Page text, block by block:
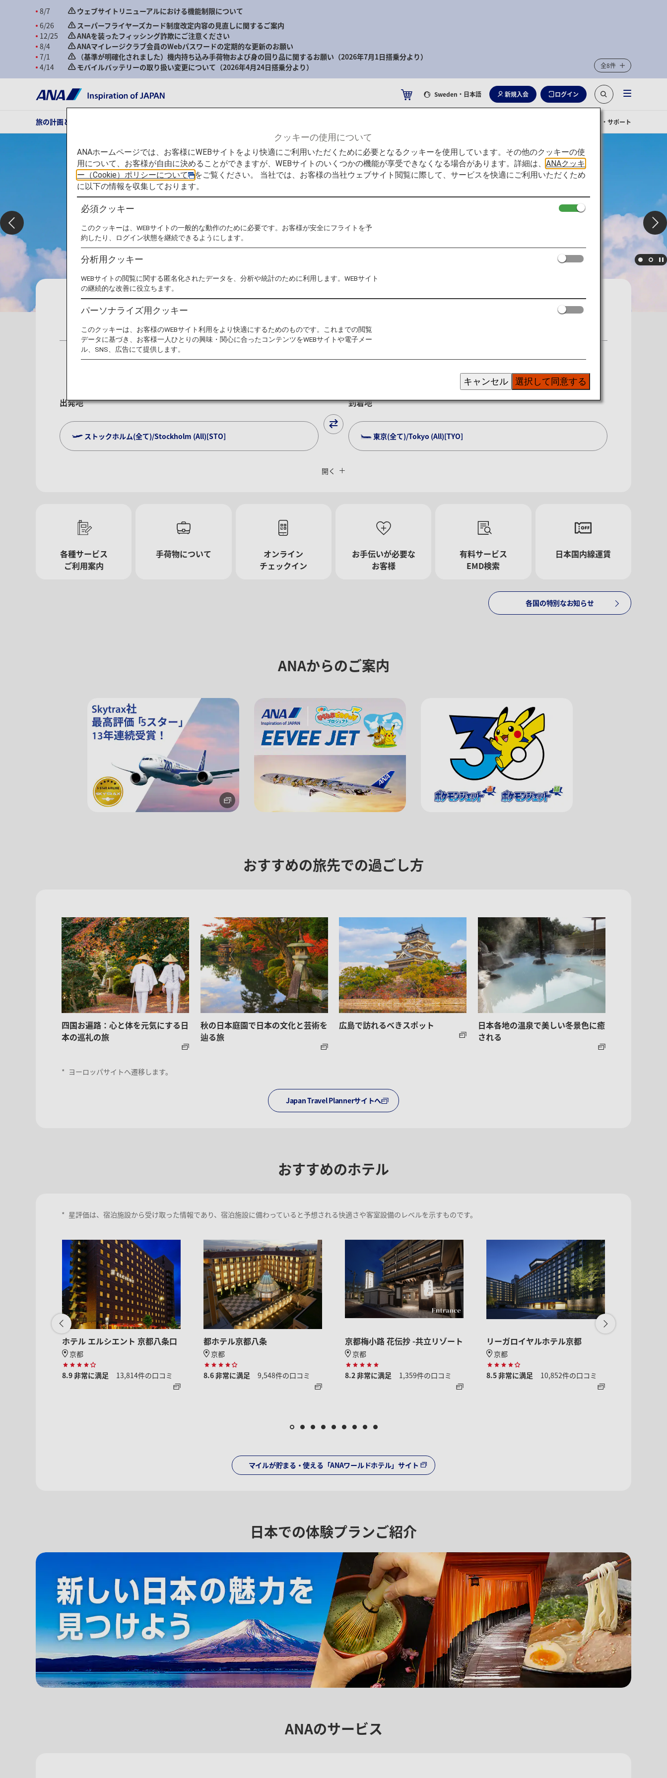
8/7
ウェブサイトリニューアルにおける機能制限について
6/26
スーパーフライヤーズカード制度改定内容の見直しに関するご案内
12/25
ANAを装ったフィッシング詐欺にご注意ください
8/4
ANAマイレージクラブ会員のWebパスワードの定期的な更新のお願い
7/1
（基準が明確化されました）機内持ち込み手荷物および身の回り品に関するお願い（2026年7月1日搭乗分より）
4/14
モバイルバッテリーの取り扱い変更について（2026年4月24日搭乗分より） 全8件
Sweden ・日本語 新規入会 ログイン
旅の計画とご予約 お問い合わせ・サポート
東京の先へ、追加運賃なしで広がる旅を 諸条件あり 詳細はこちら
予約 運航状況 予約確認 チェックイン
航空券 特典航空券 ホテル レンタカー
往復 片道
出発地
ストックホルム(全て)/Stockholm (All)[STO]
到着地
東京(全て)/Tokyo (All)[TYO]
往路出発日および時間帯
日付を選択
復路出発日および時間帯
日付を選択
プロモーションコードについて
・表示金額は選択いただいた条件でのもっともおトクな運賃となります。
・表示金額と空席状況は最新ではない場合があります。[検索する]ボタンより最新の空席照会結果をご確認ください。
・「＊」は現在金額が確認できない都市・日付となります。空席照会結果画面にて最新の情報をご確認ください。
、航空保険特別料金
、その他の各種税金、料金などが含まれます。発券時に再計算するため、変動する可能性があります。
・複数空港がある都市においては、複数空港の中でのおトクな運賃が表示される場合があります。
開く
各種サービス
ご利用案内
手荷物について
オンライン
チェックイン
お手伝いが必要な
お客様
有料サービス
EMD検索
日本国内線運賃
各国の特別なお知らせ
ANAからのご案内
おすすめの旅先での過ごし方
四国お遍路：心と体を元気にする日
本の巡礼の旅
秋の日本庭園で日本の文化と芸術を
辿る旅
広島で訪れるべきスポット
日本各地の温泉で美しい冬景色に癒
される
* ヨーロッパサイトへ遷移します。
Japan Travel Plannerサイトへ
おすすめのホテル
* 星評価は、宿泊施設から受け取った情報であり、宿泊施設に備わっていると予想される快適さや客室設備のレベルを示すものです。
ホテル エルシエント 京都八条口
京都
8.9非常に満足 13,814件の口コミ
都ホテル京都八条
京都
8.6非常に満足 9,548件の口コミ
京都梅小路 花伝抄 -共立リゾート
京都
8.2非常に満足 1,359件の口コミ
リーガロイヤルホテル京都
京都
8.5非常に満足 10,852件の口コミ
マイルが貯まる・使える「ANAワールドホテル」サイト
日本での体験プランご紹介
ANAのサービス
クッキーの使用について
ANAホームページでは、お客様にWEBサイトをより快適にご利用いただくために必要となるクッキーを使用しています。その他のクッキーの使
用について、お客様が自由に決めることができますが、WEBサイトのいくつかの機能が享受できなくなる場合があります。詳細は、ANAクッキ
ー（Cookie）ポリシーについて
をご覧ください。 当社では、お客様の当社ウェブサイト閲覧に際して、サービスを快適にご利用いただくため
に以下の情報を収集しております。
必須クッキー
このクッキーは、WEBサイトの一般的な動作のために必要です。お客様が安全にフライトを予
約したり、ログイン状態を継続できるようにします。
分析用クッキー
WEBサイトの閲覧に関する匿名化されたデータを、分析や統計のために利用します。WEBサイト
の継続的な改善に役立ちます。
パーソナライズ用クッキー
このクッキーは、お客様のWEBサイト利用をより快適にするためのものです。これまでの閲覧
データに基づき、お客様一人ひとりの興味・関心に合ったコンテンツをWEBサイトや電子メー
ル、SNS、広告にて提供します。
選択して同意する
キャンセル